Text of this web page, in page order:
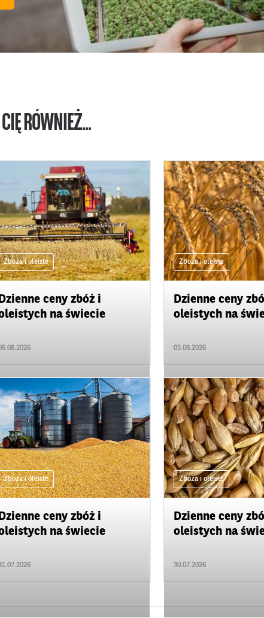
RÓWNIEŻ...
Zboża i oleiste
ceny zbóż i
na świecie
Zboża i oleiste
Dzienne ceny
oleistych na
05.08.2026
Zboża i oleiste
ceny zbóż i
na świecie
Zboża i oleiste
Dzienne ceny
oleistych na
30.07.2026